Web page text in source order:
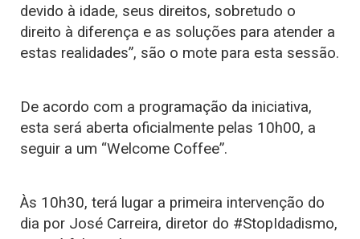
devido à idade, seus direitos, sobretudo o
direito à diferença e as soluções para atender a
estas realidades”, são o mote para esta sessão.
De acordo com a programação da iniciativa,
esta será aberta oficialmente pelas 10h00, a
seguir a um “Welcome Coffee”.
Às 10h30, terá lugar a primeira intervenção do
dia por José Carreira, diretor do #StopIdadismo,